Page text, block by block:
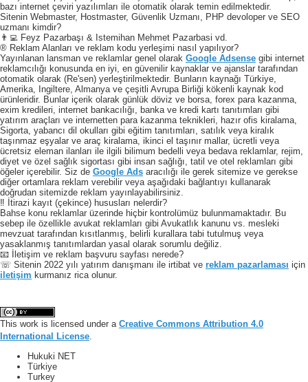
bazı internet çeviri yazılımları ile otomatik olarak temin edilmektedir.
Sitenin Webmaster, Hostmaster, Güvenlik Uzmanı, PHP devoloper ve SEO
uzmanı kimdir?
👨‍💻 Feyz Pazarbaşı & Istemihan Mehmet Pazarbasi vd.
® Reklam Alanları ve reklam kodu yerleşimi nasıl yapılıyor?
Yayınlanan lansman ve reklamlar genel olarak Google Adsense gibi internet
reklamcılığı konusunda en iyi, en güvenilir kaynaklar ve ajanslar tarafından
otomatik olarak (Re'sen) yerleştirilmektedir. Bunların kaynağı Türkiye,
Amerika, Ingiltere, Almanya ve çeşitli Avrupa Birliği kökenli kaynak kod
ürünleridir. Bunlar içerik olarak günlük döviz ve borsa, forex para kazanma,
exim kredileri, internet bankacılığı, banka ve kredi kartı tanıtımları gibi
yatırım araçları ve internetten para kazanma teknikleri, hazır ofis kiralama,
Sigorta, yabancı dil okulları gibi eğitim tanıtımları, satılık veya kiralık
taşınmaz eşyalar ve araç kiralama, ikinci el taşınır mallar, ücretli veya
ücretsiz eleman ilanları ile ilgili bilimum bedelli veya bedava reklamlar, rejim,
diyet ve özel sağlık sigortası gibi insan sağlığı, tatil ve otel reklamları gibi
öğeler içerebilir. Siz de Google Ads aracılığı ile gerek sitemize ve gerekse
diğer ortamlara reklam verebilir veya aşağıdaki bağlantıyı kullanarak
doğrudan sitemizde reklam yayınlayabilirsiniz.
‼️ İtirazi kayıt (çekince) hususları nelerdir?
Bahse konu reklamlar üzerinde hiçbir kontrolümüz bulunmamaktadır. Bu
sebep ile özellikle avukat reklamları gibi Avukatlık kanunu vs. mesleki
mevzuat tarafından kısıtlanmış, belirli kurallara tabi tutulmuş veya
yasaklanmış tanıtımlardan yasal olarak sorumlu değiliz.
📧 İletişim ve reklam başvuru sayfası nerede?
☏ Sitenin 2022 yılı yatırım danışmanı ile irtibat ve reklam pazarlaması için
iletişim kurmanız rica olunur.
This work is licensed under a Creative Commons Attribution 4.0
International License.
Hukuki NET
Türkiye
Turkey